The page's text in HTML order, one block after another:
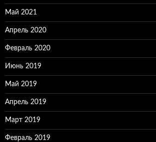
Май 2021
Апрель 2020
Февраль 2020
Июнь 2019
Май 2019
Апрель 2019
Март 2019
Февраль 2019